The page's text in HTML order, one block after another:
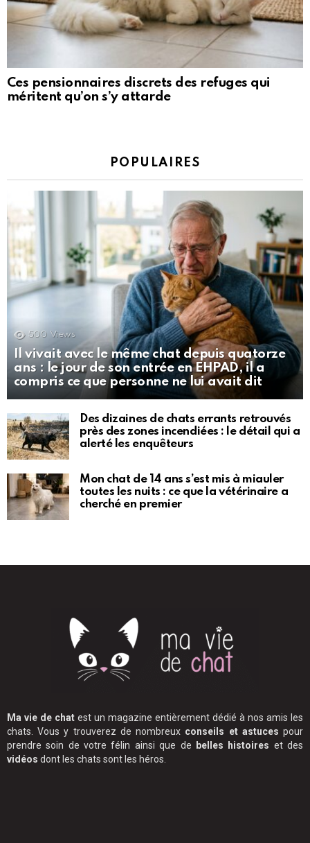
Ces pensionnaires discrets des refuges qui
méritent qu’on s’y attarde
POPULAIRES
500 Views
Il vivait avec le même chat depuis quatorze
ans : le jour de son entrée en EHPAD, il a
compris ce que personne ne lui avait dit
Des dizaines de chats errants retrouvés
près des zones incendiées : le détail qui a
alerté les enquêteurs
Mon chat de 14 ans s’est mis à miauler
toutes les nuits : ce que la vétérinaire a
cherché en premier
Ma vie de chat est un magazine entièrement dédié à nos amis les
chats. Vous y trouverez de nombreux conseils et astuces pour
prendre soin de votre félin ainsi que de belles histoires et des
vidéos dont les chats sont les héros.